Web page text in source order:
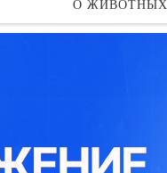
О ЖИВОТНЫХ